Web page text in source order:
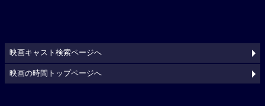
映画キャスト検索ページへ
映画の時間トップページへ